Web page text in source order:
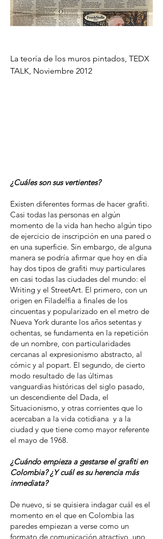
La teoría de los muros pintados, TEDX
TALK, Noviembre 2012
¿Cuáles son sus vertientes?
Existen diferentes formas de hacer grafiti.
Casi todas las personas en algún
momento de la vida han hecho algún tipo
de ejercicio de inscripción en una pared o
en una superficie. Sin embargo, de alguna
manera se podría afirmar que hoy en día
hay dos tipos de grafiti muy particulares
en casi todas las ciudades del mundo: el
Writing y el StreetArt. El primero, con un
origen en Filadelfia a finales de los
cincuentas y popularizado en el metro de
Nueva York durante los años setentas y
ochentas, se fundamenta en la repetición
de un nombre, con particularidades
cercanas al expresionismo abstracto, al
cómic y al popart. El segundo, de cierto
modo resultado de las últimas
vanguardias históricas del siglo pasado,
un descendiente del Dada, el
Situacionismo, y otras corrientes que lo
acercaban a la vida cotidiana y a la
ciudad y que tiene como mayor referente
el mayo de 1968.
¿Cuándo empieza a gestarse el grafiti en
Colombia? ¿Y cuál es su herencia más
inmediata?
De nuevo, si se quisiera indagar cuál es el
momento en el que en Colombia las
paredes empiezan a verse como un
formato de comunicación atractivo, uno